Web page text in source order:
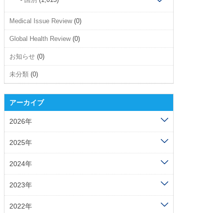
Medical Issue Review(0)
Global Health Review(0)
お知らせ(0)
未分類(0)
アーカイブ
2026年
2025年
2024年
2023年
2022年